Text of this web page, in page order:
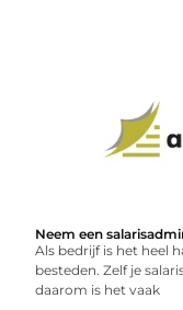
Neem een
Als bedrijf is het heel
besteden. Zelf je
daarom is het vaak